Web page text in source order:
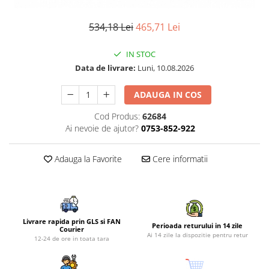
Plantatoare + Semanatori
Tocatoare fan, crengi, tulpini
Lampi solare
Masini de slefuit
Macarale si electopalane
Masini de tencuit
gresie / faianta / parchet
Masini de canelat
Tunuri de caldura
Ventilatoare Industriale
Dozatoare de apa
Fiare de calcat / Mese pentru
Forme de prajituri
Hote Decorative
534,18 Lei465,71 Lei
IN STOC
Data de livrare: Luni, 10.08.2026
ADAUGA IN COS
Cod Produs: 62684
Ai nevoie de ajutor? 0753-852-922
Adauga la Favorite Cere informatii
Livrare rapida prin GLS si FAN
Courier
12-24 de ore in toata tara
Perioada returului in 14 zile
Ai 14 zile la dispozitie pentru retur